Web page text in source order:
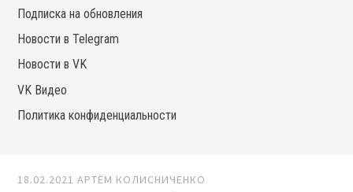
Подписка на обновления
Новости в Telegram
Новости в VK
VK Видео
Политика конфиденциальности
18.02.2021 АРТЁМ КОЛИСНИЧЕНКО